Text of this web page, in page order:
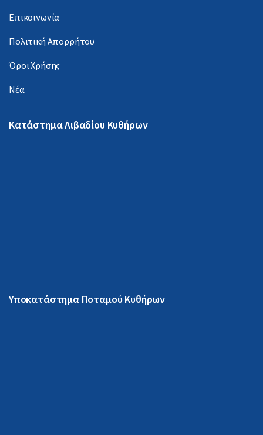
Επικοινωνία
Πολιτική Απορρήτου
Όροι Χρήσης
Νέα
Κατάστημα Λιβαδίου Κυθήρων
Υποκατάστημα Ποταμού Κυθήρων